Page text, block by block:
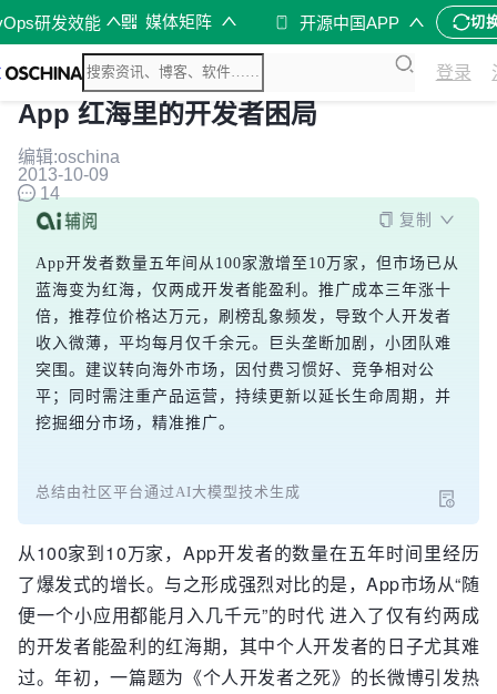
研发效能 媒体矩阵 开源中国APP 切
登录
App 红海里的开发者困局
编辑:oschina
2013-10-09
14
复制
App开发者数量五年间从100家激增至10万家，但市场已从
蓝海变为红海，仅两成开发者能盈利。推广成本三年涨十
倍，推荐位价格达万元，刷榜乱象频发，导致个人开发者
收入微薄，平均每月仅千余元。巨头垄断加剧，小团队难
突围。建议转向海外市场，因付费习惯好、竞争相对公
平；同时需注重产品运营，持续更新以延长生命周期，并
挖掘细分市场，精准推广。
总结由社区平台通过AI大模型技术生成
从100家到10万家，App开发者的数量在五年时间里经历
了爆发式的增长。与之形成强烈对比的是，App市场从“随
便一个小应用都能月入几千元”的时代 进入了仅有约两成
的开发者能盈利的红海期，其中个人开发者的日子尤其难
过。年初，一篇题为《个人开发者之死》的长微博引发热